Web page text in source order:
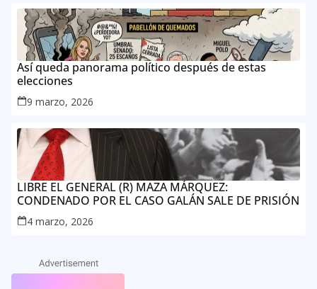
Así queda panorama político después de estas
elecciones
9 marzo, 2026
LIBRE EL GENERAL (R) MAZA MÁRQUEZ:
CONDENADO POR EL CASO GALÁN SALE DE PRISIÓN
4 marzo, 2026